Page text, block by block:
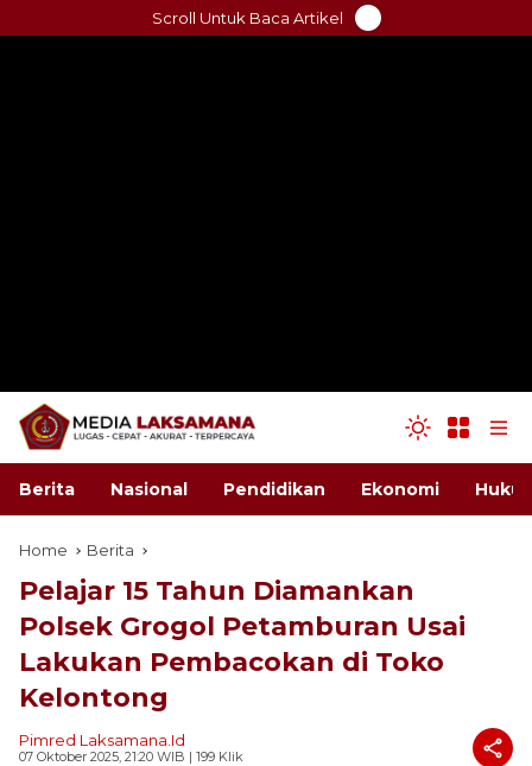
to
Scroll Untuk Baca Artikel
Berita Nasional Pendidikan Ekonomi
Home Berita
Pelajar 15 Tahun Diamankan
Polsek Grogol Petamburan Usai
Lakukan Pembacokan di Toko
Kelontong
Pimred Laksamana.id
07 Oktober 2025, 21:20 WIB | 199 Klik